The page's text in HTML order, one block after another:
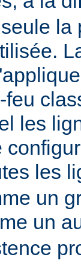
la
les
les
un
un